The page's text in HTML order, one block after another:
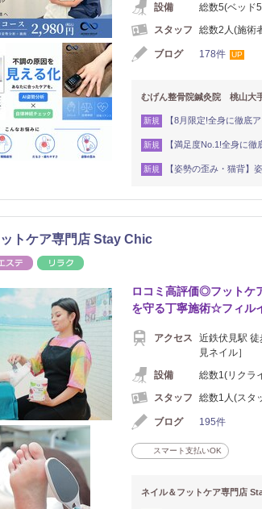
設備
総数5(ベッド
スタッフ
総数2人(施術
ブログ 178件 UP
むげん整骨院鍼灸院 桃山大
新規 【8月限定!全身に徹底
新規 【満足度No.1!全身に
新規 【姿勢の歪み・猫背】
トケア専門店 Stay Chic
ル エステ
ロコミ高評価◎フットケ
を守る丁寧施術☆フィル
アクセス
近鉄伏見駅
見ネイル］
設備
総数1(リクラ
スタッフ
総数1人(スタ
ブログ 195件
スマート支払いOK
ネイル＆フットケア専門店